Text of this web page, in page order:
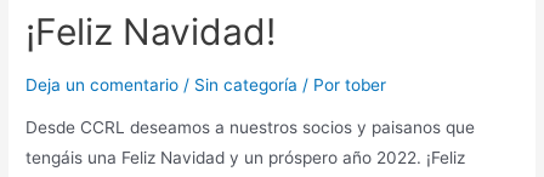
¡Feliz Navidad!
Deja un comentario / Sin categoría / Portober
Desde CCRL deseamos a nuestros socios y paisanos que
tengáis una Feliz Navidad y un próspero año 2022. ¡Feliz